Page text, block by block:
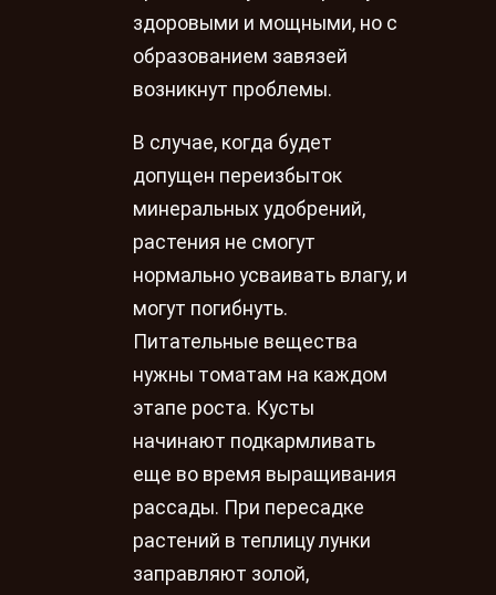
здоровыми и мощными, но с
образованием завязей
возникнут проблемы.
В случае, когда будет
допущен переизбыток
минеральных удобрений,
растения не смогут
нормально усваивать влагу, и
могут погибнуть.
Питательные вещества
нужны томатам на каждом
этапе роста. Кусты
начинают подкармливать
еще во время выращивания
рассады. При пересадке
растений в теплицу лунки
заправляют золой,